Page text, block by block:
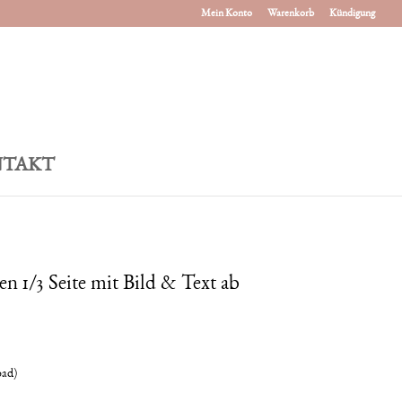
Mein Konto Warenkorb Kündigung
1/3 Seite mit Bild & Text ab